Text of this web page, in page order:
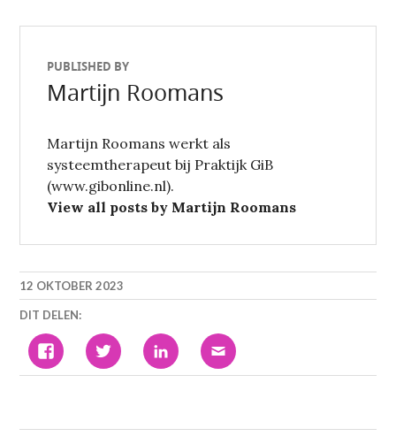
post:
post:
PUBLISHED BY
Martijn Roomans
Martijn Roomans werkt als
systeemtherapeut bij Praktijk GiB
(www.gibonline.nl).
View all posts by Martijn Roomans
12 OKTOBER 2023
DIT DELEN:
KLIK
OM
TE
DELEN
OP
NIEUW
KLIK
OM
TE
DELEN
MET
NIEUW
KLIK
OM
OP
LINKEDIN
TE
NIEUW
KLIK
OM
DIT
TE
E-
(WORDT